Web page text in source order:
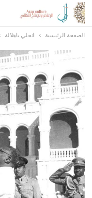
الصفحة الرئيسية انخلي ياهلالة